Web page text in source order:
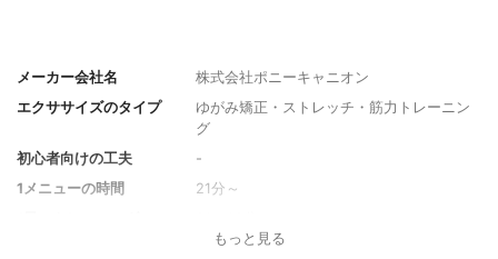
メーカー会社名
株式会社ポニーキャニオン
エクササイズのタイプ
ゆがみ矯正・ストレッチ・筋力トレーニン
グ
初心者向けの工夫
-
1メニューの時間
21分～
綿本彰
もっと見る